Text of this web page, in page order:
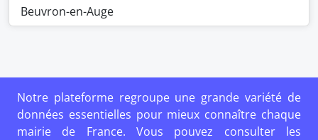
Beuvron-en-Auge
Notre plateforme regroupe une grande variété de
données essentielles pour mieux connaître chaque
mairie de France. Vous pouvez consulter les